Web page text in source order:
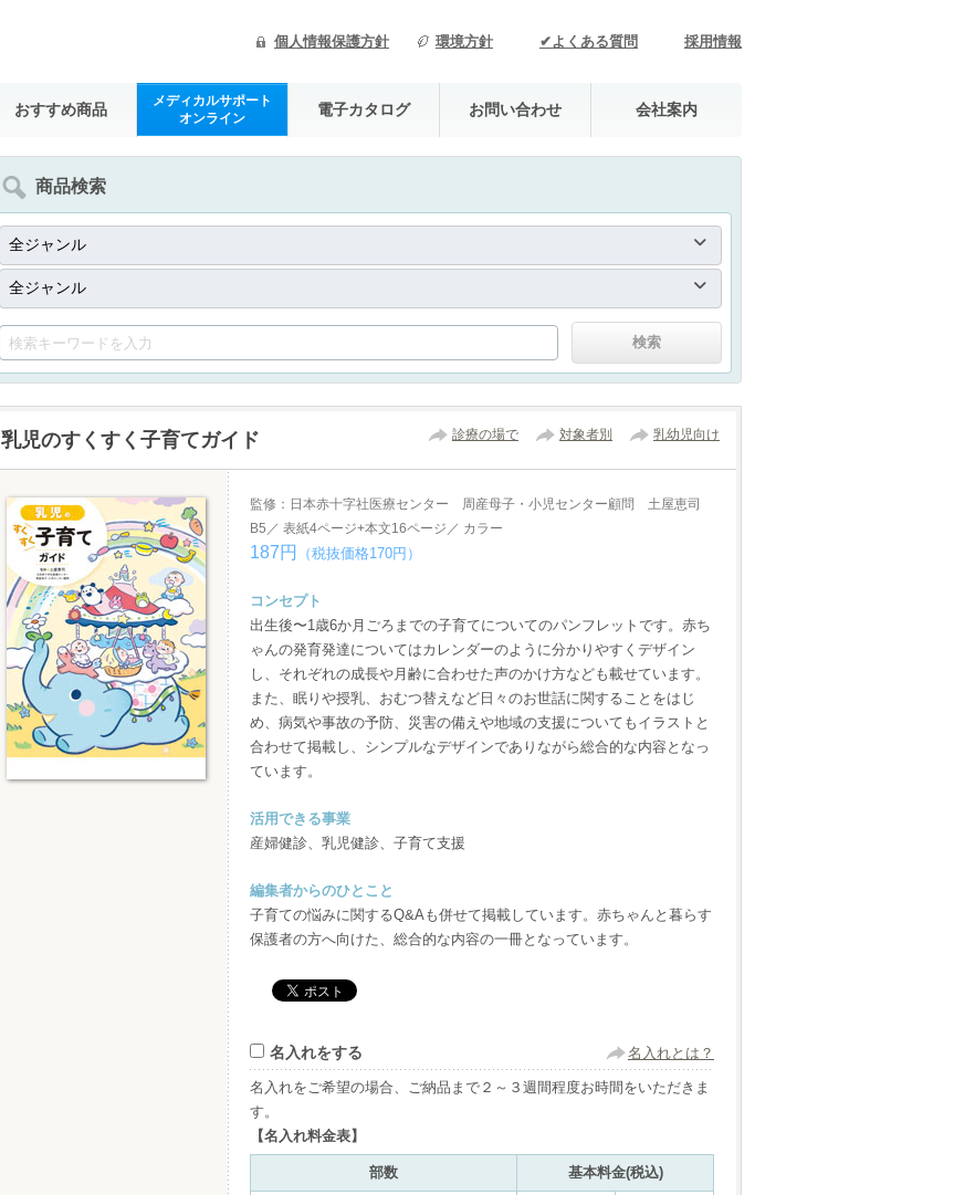
個人情報保護方針 環境方針 ✔よくある質問 採用情報
おすすめ商品
メディカルサポート
オンライン
電子カタログ お問い合わせ 会社案内
商品検索
診療の場で 対象者別 乳幼児向け
乳児のすくすく子育てガイド
監修：日本赤十字社医療センター 周産母子・小児センター顧問 土屋恵司
B5／ 表紙4ページ+本文16ページ／ カラー
187円 （税抜価格170円）
コンセプト
出生後〜1歳6か月ごろまでの子育てについてのパンフレットです。赤ち
ゃんの発育発達についてはカレンダーのように分かりやすくデザイン
し、それぞれの成長や月齢に合わせた声のかけ方なども載せています。
また、眠りや授乳、おむつ替えなど日々のお世話に関することをはじ
め、病気や事故の予防、災害の備えや地域の支援についてもイラストと
合わせて掲載し、シンプルなデザインでありながら総合的な内容となっ
ています。
活用できる事業
産婦健診、乳児健診、子育て支援
編集者からのひとこと
子育ての悩みに関するQ&Aも併せて掲載しています。赤ちゃんと暮らす
保護者の方へ向けた、総合的な内容の一冊となっています。
名入れをする 名入れとは？
名入れをご希望の場合、ご納品まで２～３週間程度お時間をいただきま
す。
【名入れ料金表】
部数 基本料金(税込)